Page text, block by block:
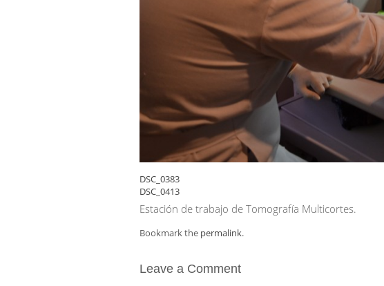
DSC_0383
DSC_0413
Estación de trabajo de Tomografía Multicortes.
Bookmark the permalink.
Leave a Comment